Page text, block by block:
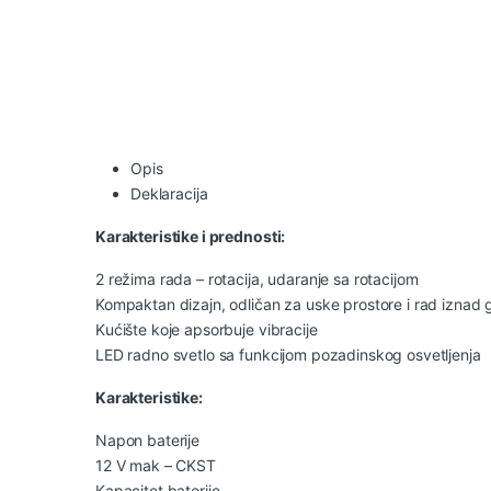
Opis
Deklaracija
Karakteristike i prednosti:
2 režima rada – rotacija, udaranje sa rotacijom
Kompaktan dizajn, odličan za uske prostore i rad iznad
Kućište koje apsorbuje vibracije
LED radno svetlo sa funkcijom pozadinskog osvetljenja
Karakteristike:
Napon baterije
12 V mak – CKST